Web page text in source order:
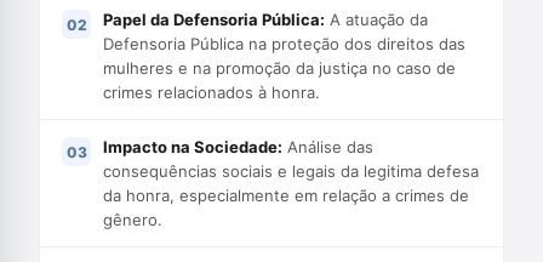
Papel da Defensoria Pública: A atuação da
Defensoria Pública na proteção dos direitos das
mulheres e na promoção da justiça no caso de
crimes relacionados à honra.
Impacto na Sociedade: Análise das
consequências sociais e legais da legitima defesa
da honra, especialmente em relação a crimes de
gênero.